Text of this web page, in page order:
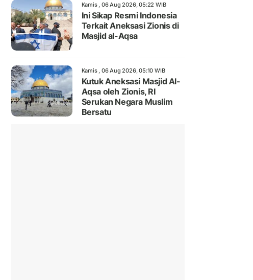
Kamis , 06 Aug 2026, 05:22 WIB
Ini Sikap Resmi Indonesia
Terkait Aneksasi Zionis di
Masjid al-Aqsa
Kamis , 06 Aug 2026, 05:10 WIB
Kutuk Aneksasi Masjid Al-
Aqsa oleh Zionis, RI
Serukan Negara Muslim
Bersatu